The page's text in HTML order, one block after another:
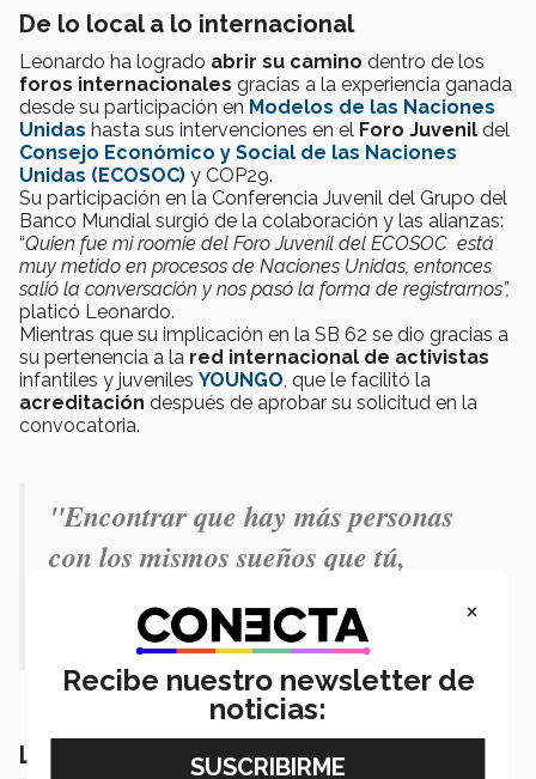
De lo local a lo internacional
Leonardo ha logrado abrir su camino dentro de los
foros internacionales gracias a la experiencia ganada
desde su participación en Modelos de las Naciones
Unidas hasta sus intervenciones en el Foro Juvenil del
Consejo Económico y Social de las Naciones
Unidas (ECOSOC) y COP29.
Su participación en la Conferencia Juvenil del Grupo del
Banco Mundial surgió de la colaboración y las alianzas:
“Quien fue mi roomie del Foro Juvenil del ECOSOC está
muy metido en procesos de Naciones Unidas, entonces
salió la conversación y nos pasó la forma de registrarnos”,
platicó Leonardo.
Mientras que su implicación en la SB 62 se dio gracias a
su pertenencia a la red internacional de activistas
infantiles y juveniles YOUNGO , que le facilitó la
acreditación después de aprobar su solicitud en la
convocatoria.
"Encontrar que hay más personas
con los mismos sueños que tú,
genuinamente es muy
esperanzador". – Leonardo Morales.
Lo que queda por hacer
×
Recibe nuestro newsletter de
noticias: